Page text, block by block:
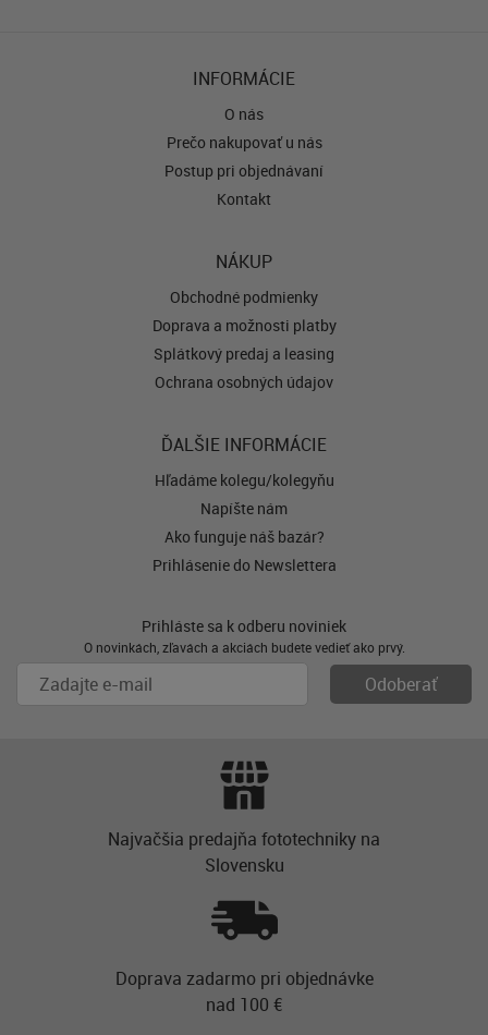
INFORMÁCIE
O nás
Prečo nakupovať u nás
Postup pri objednávaní
Kontakt
NÁKUP
Obchodné podmienky
Doprava a možnosti platby
Splátkový predaj a leasing
Ochrana osobných údajov
ĎALŠIE INFORMÁCIE
Hľadáme kolegu/kolegyňu
Napíšte nám
Ako funguje náš bazár?
Prihlásenie do Newslettera
Prihláste sa k odberu noviniek
O novinkách, zľavách a akciách budete vedieť ako prvý.
Najvačšia predajňa fototechniky na
Slovensku
Doprava zadarmo pri objednávke
nad 100 €